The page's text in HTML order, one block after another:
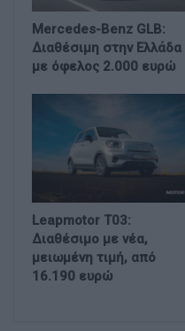
Mercedes-Benz GLB:
Διαθέσιμη στην Ελλάδα
με όφελος 2.000 ευρώ
Leapmotor T03:
Διαθέσιμο με νέα,
μειωμένη τιμή, από
16.190 ευρώ